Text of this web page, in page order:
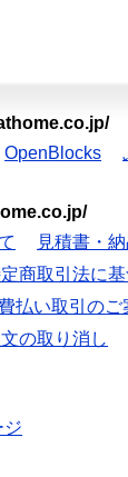
OpenBlocks
見積書・
商取引法に
払い取引のご
の取り消し
ジ